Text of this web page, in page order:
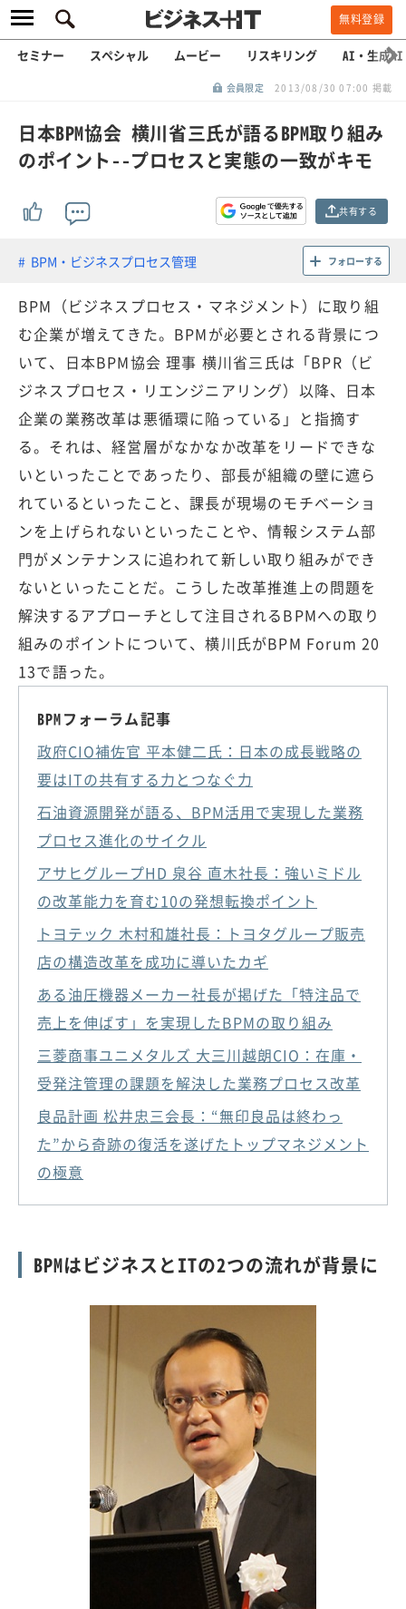
無料登録
セミナー スペシャル ムービー リスキリング AI・生成AI
会員限定 2013/08/30 07:00 掲載
日本BPM協会 横川省三氏が語るBPM取り組み
のポイント--プロセスと実態の一致がキモ
共有する
BPM・ビジネスプロセス管理 フォローする
BPM（ビジネスプロセス・マネジメント）に取り組
む企業が増えてきた。BPMが必要とされる背景につ
いて、日本BPM協会 理事 横川省三氏は「BPR（ビ
ジネスプロセス・リエンジニアリング）以降、日本
企業の業務改革は悪循環に陥っている」と指摘す
る。それは、経営層がなかなか改革をリードできな
いといったことであったり、部長が組織の壁に遮ら
れているといったこと、課長が現場のモチベーショ
ンを上げられないといったことや、情報システム部
門がメンテナンスに追われて新しい取り組みができ
ないといったことだ。こうした改革推進上の問題を
解決するアプローチとして注目されるBPMへの取り
組みのポイントについて、横川氏がBPM Forum 20
13で語った。
BPMフォーラム記事
政府CIO補佐官 平本健二氏：日本の成長戦略の
要はITの共有する力とつなぐ力
石油資源開発が語る、BPM活用で実現した業務
プロセス進化のサイクル
アサヒグループHD 泉谷 直木社長：強いミドル
の改革能力を育む10の発想転換ポイント
トヨテック 木村和雄社長：トヨタグループ販売
店の構造改革を成功に導いたカギ
ある油圧機器メーカー社長が掲げた「特注品で
売上を伸ばす」を実現したBPMの取り組み
三菱商事ユニメタルズ 大三川越朗CIO：在庫・
受発注管理の課題を解決した業務プロセス改革
良品計画 松井忠三会長：“無印良品は終わっ
た”から奇跡の復活を遂げたトップマネジメント
の極意
BPMはビジネスとITの2つの流れが背景に